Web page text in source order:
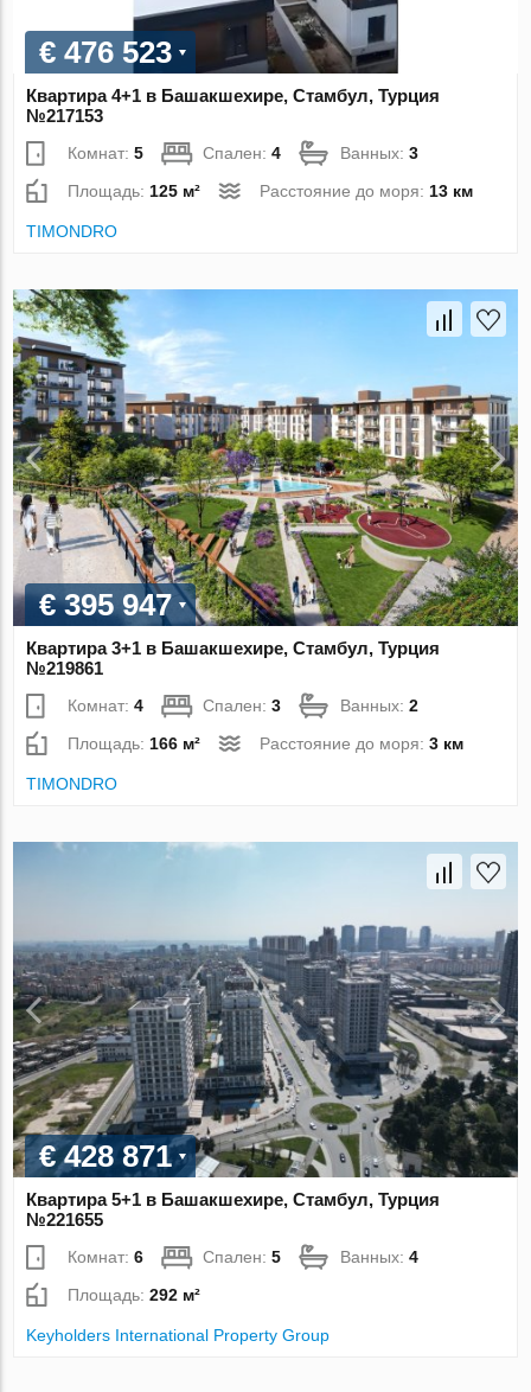
€ 476 523
Квартира 4+1 в Башакшехире, Стамбул, Турция
№217153
Комнат:5 Спален:4 Ванных:3
Площадь: 125 м² Расстояние до моря: 13 км
TIMONDRO
€ 395 947
Квартира 3+1 в Башакшехире, Стамбул, Турция
№219861
Комнат:4 Спален:3 Ванных:2
Площадь: 166 м² Расстояние до моря:3 км
TIMONDRO
€ 428 871
Квартира 5+1 в Башакшехире, Стамбул, Турция
№221655
Комнат:6 Спален:5 Ванных:4
Площадь:292 м²
Keyholders International Property Group